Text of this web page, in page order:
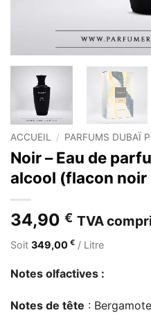
ACCUEIL / PARFUMS DUBAÏ
Noir – Eau de
alcool (flacon noir
34,90 € TVA
Soit 349,00 € / Litre
Notes olfactives :
Notes de tête :